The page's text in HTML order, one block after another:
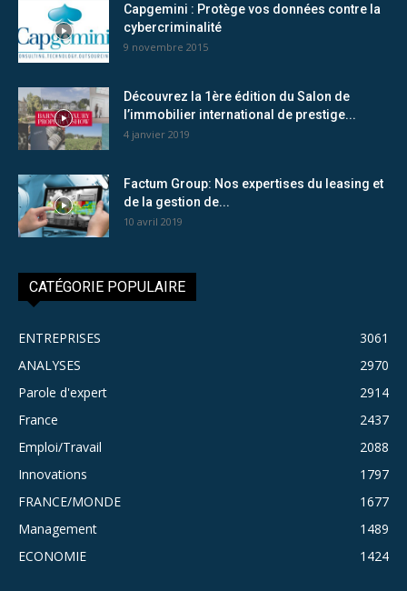
Capgemini : Protège vos données contre la
cybercriminalité
9 novembre 2015
Découvrez la 1ère édition du Salon de
l’immobilier international de prestige...
4 janvier 2019
Factum Group: Nos expertises du leasing et
de la gestion de...
10 avril 2019
CATÉGORIE POPULAIRE
ENTREPRISES
3061
ANALYSES
2970
Parole d'expert
2914
France
2437
Emploi/Travail
2088
Innovations
1797
FRANCE/MONDE
1677
Management
1489
ECONOMIE
1424